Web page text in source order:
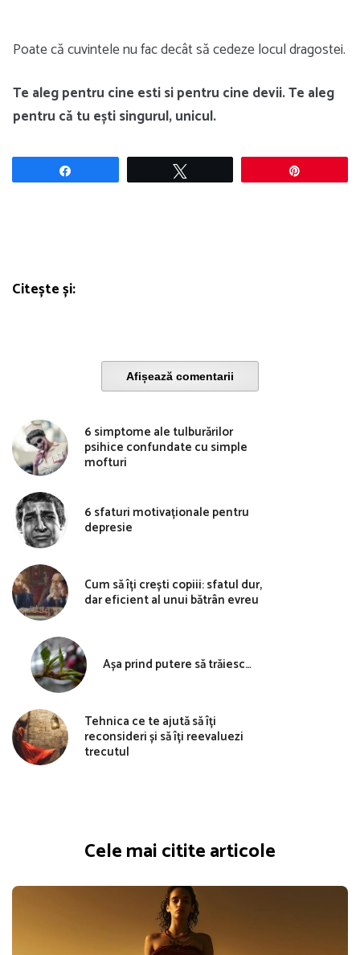
Poate că cuvintele nu fac decât să cedeze locul dragostei.
Te aleg pentru cine esti si pentru cine devii. Te aleg
pentru că tu ești singurul, unicul.
Citește și:
Afișează comentarii
6 simptome ale tulburărilor
psihice confundate cu simple
mofturi
6 sfaturi motivaționale pentru
depresie
Cum să îți crești copiii: sfatul dur,
dar eficient al unui bătrân evreu
Așa prind putere să trăiesc…
Tehnica ce te ajută să îți
reconsideri și să îți reevaluezi
trecutul
Cele mai citite articole